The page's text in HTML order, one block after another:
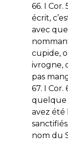
66. I Cor.
écrit,
avec
cupide,
ivrogne,
pas
67. I Cor.
quelque
avez été
nom du